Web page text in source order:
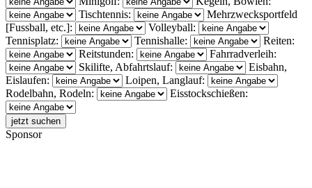
Tischtennis:
Mehrzwecksportfeld
[Fussball, etc.]:
Volleyball:
Tennisplatz:
Tennishalle:
Reiten:
Reitstunden:
Fahrradverleih:
Skilifte, Abfahrtslauf:
Eisbahn,
Eislaufen:
Loipen, Langlauf:
Rodelbahn, Rodeln:
Eisstockschießen:
Sponsor